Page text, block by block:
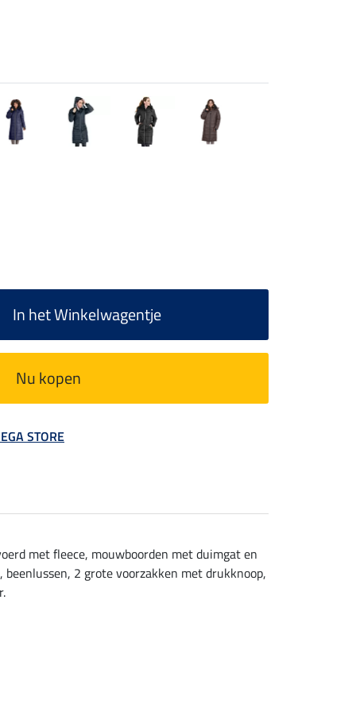
In het Winkelwagentje
Nu kopen
STORE
met fleece, mouwboorden met duimgat en
2 grote voorzakken met drukknoop,